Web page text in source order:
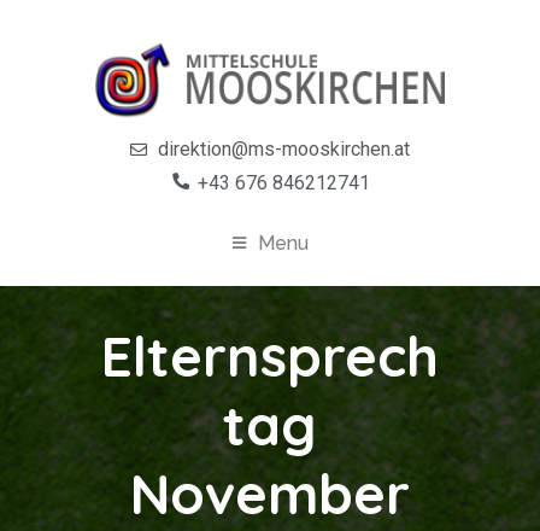
direktion@ms-mooskirchen.at
+43 676 846212741
Menu
Elternsprech
tag
November